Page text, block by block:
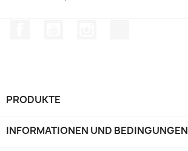
PRODUKTE
INFORMATIONEN UND BEDINGUNGEN